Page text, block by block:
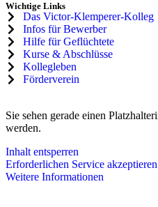
Wichtige Links
Das Victor-Klemperer-Kolleg
Infos für Bewerber
Hilfe für Geflüchtete
Kurse & Abschlüsse
Kollegleben
Förderverein
Sie sehen gerade einen
werden.
Inhalt entsperren
Erforderlichen Service
Weitere Informationen